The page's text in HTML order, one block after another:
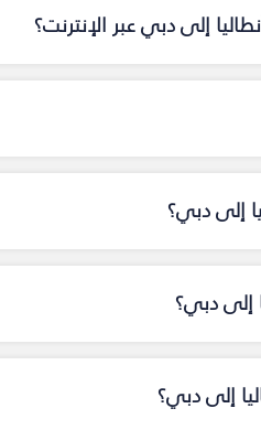
إلى دبي عبر الإنترنت؟
إلى دبي؟
إلى دبي؟
إلى دبي؟